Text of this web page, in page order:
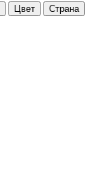
Цвет Страна